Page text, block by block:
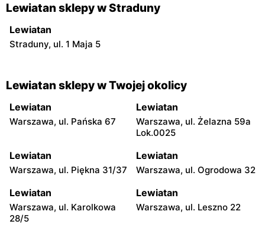
Lewiatan sklepy w Straduny
Lewiatan
Straduny, ul. 1 Maja 5
Lewiatan sklepy w Twojej okolicy
Lewiatan
Warszawa, ul. Pańska 67
Lewiatan
Warszawa, ul. Żelazna 59a
Lok.0025
Lewiatan
Warszawa, ul. Piękna 31/37
Lewiatan
Warszawa, ul. Ogrodowa 32
Lewiatan
Warszawa, ul. Karolkowa
28/5
Lewiatan
Warszawa, ul. Leszno 22